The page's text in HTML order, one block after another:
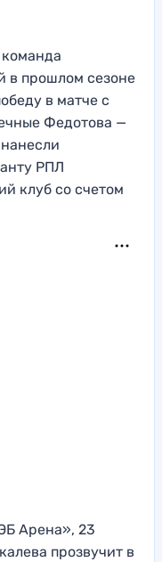
в прошлом сезоне
в матче с
Федотова —
РПЛ
клуб со счетом
Арена», 23
прозвучит в